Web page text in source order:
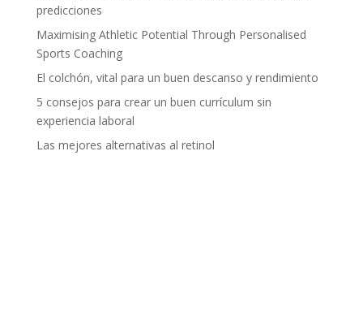
predicciones
Maximising Athletic Potential Through Personalised
Sports Coaching
El colchón, vital para un buen descanso y rendimiento
5 consejos para crear un buen currículum sin
experiencia laboral
Las mejores alternativas al retinol